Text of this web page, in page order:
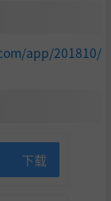
app/201810/
下载